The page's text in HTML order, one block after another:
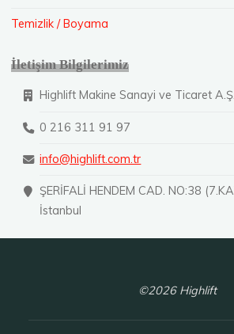
Temizlik / Boyama
İletişim Bilgilerimiz
Highlift Makine Sanayi ve Ticaret A.Ş.
0 216 311 91 97
info@highlift.com.tr
ŞERİFALİ HENDEM CAD. NO:38
İstanbul
©2026 Highlift